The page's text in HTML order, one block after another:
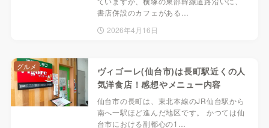
書店併設のカフェがある…
2026年4月16日
ヴィゴーレ(仙台市)は長町駅近くの人
気洋食店！感想やメニュー内容
仙台市の長町は、東北本線のJR仙台駅から
南へ一駅ほど進んだ地区です。 かつては仙
台市における副都心の1…
グルメ